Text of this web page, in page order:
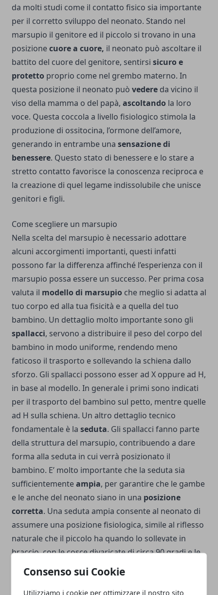
Consenso sui Cookie
Utilizziamo i cookie per ottimizzare il nostro sito
da molti studi come il contatto fisico sia importante
per il corretto sviluppo del neonato. Stando nel
marsupio il genitore ed il piccolo si trovano in una
posizionecuore a cuore, il neonato può ascoltare il
battito del cuore del genitore, sentirsi sicuro e
protetto proprio come nel grembo materno. In
questa posizione il neonato può vedere da vicino il
viso della mamma o del papà, ascoltando la loro
voce. Questa coccola a livello fisiologico stimola la
produzione di ossitocina, l’ormone dell’amore,
generando in entrambe una sensazione di
benessere. Questo stato di benessere e lo stare a
stretto contatto favorisce la conoscenza reciproca e
la creazione di quel legame indissolubile che unisce
genitori e figli.
Come scegliere un marsupio
Nella scelta del marsupio è necessario adottare
alcuni accorgimenti importanti, questi infatti
possono far la differenza affinché l’esperienza con il
marsupio possa essere un successo. Per prima cosa
valuta il modello di marsupio che meglio si adatta al
tuo corpo ed alla tua fisicità e a quella del tuo
bambino. Un dettaglio molto importante sono gli
spallacci, servono a distribuire il peso del corpo del
bambino in modo uniforme, rendendo meno
faticoso il trasporto e sollevando la schiena dallo
sforzo. Gli spallacci possono esser ad X oppure ad H,
in base al modello. In generale i primi sono indicati
per il trasporto del bambino sul petto, mentre quelle
ad H sulla schiena. Un altro dettaglio tecnico
fondamentale è la seduta. Gli spallacci fanno parte
della struttura del marsupio, contribuendo a dare
forma alla seduta in cui verrà posizionato il
bambino. E’ molto importante che la seduta sia
sufficientementeampia, per garantire che le gambe
e le anche del neonato siano in una posizione
corretta. Una seduta ampia consente al neonato di
assumere una posizione fisiologica, simile al riflesso
naturale che il piccolo ha quando lo sollevate in
braccio, con le cosce divaricate di circa 90 gradi e le
ginocchia sollevate. Questa posizione viene definita